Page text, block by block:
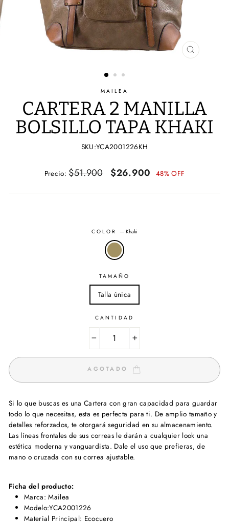
CERRAR
MAILEA
CARTERA 2 MANILLA
BOLSILLO TAPA KHAKI
SKU:YCA2001226KH
Precio
Precio:$51.900
Precio
oferta
$26.900 48% OFF
COLOR—Khaki
TAMAÑO
Talla única
CANTIDAD
AGOTADO
Si lo que buscas es una Cartera con gran capacidad para guardar
todo lo que necesitas, esta es perfecta para ti. De amplio tamaño y
detalles reforzados, te otorgará seguridad en su almacenamiento.
Las líneas frontales de sus correas le darán a cualquier look una
estética moderna y vanguardista. Dale el uso que prefieras, de
mano o cruzada con su correa ajustable.
Ficha del producto:
Marca: Mailea
Modelo:YCA2001226
Material Principal: Ecocuero